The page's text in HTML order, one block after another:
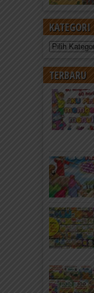
KATEGORI
Kategori
TERBARU